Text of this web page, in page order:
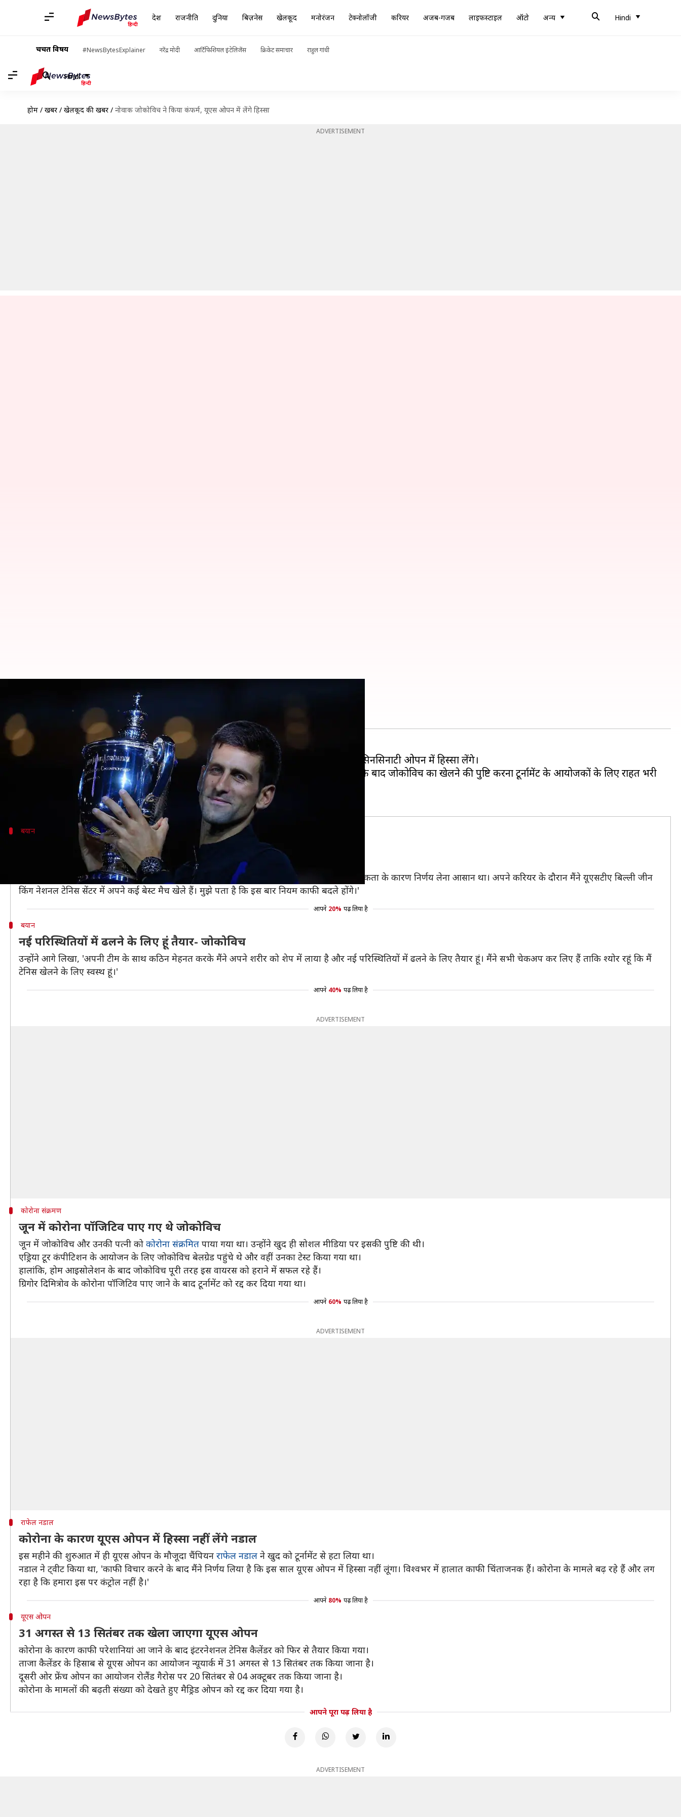
देश राजनीति दुनिया बिज़नेस खेलकूद मनोरंजन टेक्नोलॉजी करियर अजब-गजब लाइफस्टाइल ऑटो अन्य Hindi
चर्चित विषय #NewsBytesExplainer नरेंद्र मोदी आर्टिफिशियल इंटेलिजेंस क्रिकेट समाचार राहुल गांधी
Hindi
होम / खबरें / खेलकूद की खबरें / नोवाक जोकोविच ने किया कंफर्म, यूएस ओपन में लेंगे हिस्सा
ADVERTISEMENT
नोवाक जोकोविच ने किया कंफर्म, यूएस ओपन में लेंगे हिस्सा
Aug 13, 2020 08:32 pm
क्या है खबर?
विश्व के नंबर वन पुरुष टेनिस खिलाड़ी नोवाक जोकोविच ने कंफर्म किया है कि वह यूएस ओपन और सिनसिनाटी ओपन में हिस्सा लेंगे।
मौजूदा चैंपियन और टेनिस स्टार राफेल नडाल के कोरोना वायरस के कारण टूर्नामेंट से पीछे हट जाने के बाद जोकोविच का खेलने की पुष्टि करना टूर्नामेंट के आयोजकों के लिए राहत भरी
बयान
यूएस ओपन में हिस्सा लेने के लिए तैयार हूं- जोकोविच
जोकोविच ने ट्विटर पर लिखा कि वह यूएस ओपन और सिनसिनाटी ओपन में हिस्सा लेंगे।
उन्होंने आगे लिखा, 'हर तरह की परेशानियों के बावजूद एक बार फिर से प्रतियोगिता में हिस्सा लेने की उत्सुकता के कारण निर्णय लेना आसान था। अपने करियर के दौरान मैंने यूएसटीए बिल्ली जीन
किंग नेशनल टेनिस सेंटर में अपने कई बेस्ट मैच खेले हैं। मुझे पता है कि इस बार नियम काफी बदले होंगे।'
आपने 20% पढ़ लिया है
बयान
नई परिस्थितियों में ढलने के लिए हूं तैयार- जोकोविच
उन्होंने आगे लिखा, 'अपनी टीम के साथ कठिन मेहनत करके मैंने अपने शरीर को शेप में लाया है और नई परिस्थितियों में ढलने के लिए तैयार हूं। मैंने सभी चेकअप कर लिए हैं ताकि श्योर रहूं कि मैं
टेनिस खेलने के लिए स्वस्थ हूं।'
आपने 40% पढ़ लिया है
ADVERTISEMENT
कोरोना संक्रमण
जून में कोरोना पॉजिटिव पाए गए थे जोकोविच
जून में जोकोविच और उनकी पत्नी को कोरोना संक्रमित पाया गया था। उन्होंने खुद ही सोशल मीडिया पर इसकी पुष्टि की थी।
एड्रिया टूर कंपीटिशन के आयोजन के लिए जोकोविच बेलग्रेड पहुंचे थे और वहीं उनका टेस्ट किया गया था।
हालांकि, होम आइसोलेशन के बाद जोकोविच पूरी तरह इस वायरस को हराने में सफल रहे हैं।
ग्रिगोर दिमित्रोव के कोरोना पॉजिटिव पाए जाने के बाद टूर्नामेंट को रद्द कर दिया गया था।
आपने 60% पढ़ लिया है
ADVERTISEMENT
राफेल नडाल
कोरोना के कारण यूएस ओपन में हिस्सा नहीं लेंगे नडाल
इस महीने की शुरुआत में ही यूएस ओपन के मौजूदा चैंपियन राफेल नडाल ने खुद को टूर्नामेंट से हटा लिया था।
नडाल ने ट्वीट किया था, 'काफी विचार करने के बाद मैंने निर्णय लिया है कि इस साल यूएस ओपन में हिस्सा नहीं लूंगा। विश्वभर में हालात काफी चिंताजनक हैं। कोरोना के मामले बढ़ रहे हैं और लग
रहा है कि हमारा इस पर कंट्रोल नहीं है।'
आपने 80% पढ़ लिया है
यूएस ओपन
31 अगस्त से 13 सितंबर तक खेला जाएगा यूएस ओपन
कोरोना के कारण काफी परेशानियां आ जाने के बाद इंटरनेशनल टेनिस कैलेंडर को फिर से तैयार किया गया।
ताजा कैलेंडर के हिसाब से यूएस ओपन का आयोजन न्यूयार्क में 31 अगस्त से 13 सितंबर तक किया जाना है।
दूसरी ओर फ्रेंच ओपन का आयोजन रोलैंड गैरोस पर 20 सितंबर से 04 अक्टूबर तक किया जाना है।
कोरोना के मामलों की बढ़ती संख्या को देखते हुए मैड्रिड ओपन को रद्द कर दिया गया है।
आपने पूरा पढ़ लिया है
ADVERTISEMENT